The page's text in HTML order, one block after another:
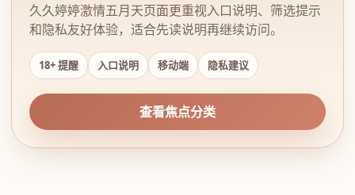
久久婷婷激情五月天页面更重视入口说明、筛选提示
和隐私友好体验，适合先读说明再继续访问。
18+ 提醒 入口说明 移动端 隐私建议
查看焦点分类